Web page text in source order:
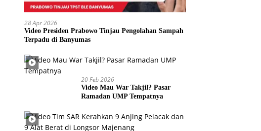
28 Apr 2026
Video Presiden Prabowo Tinjau Pengolahan Sampah
Terpadu di Banyumas
20 Feb 2026
Video Mau War Takjil? Pasar
Ramadan UMP Tempatnya